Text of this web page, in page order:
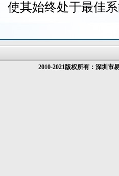
使其始终处于最佳
2010-2021版权所有：深圳市